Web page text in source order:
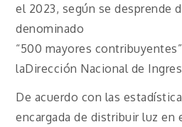
el 2023, según se desprende
denominado
“500 mayores
laDirección Nacional de
De acuerdo con las
encargada de distribuir luz en